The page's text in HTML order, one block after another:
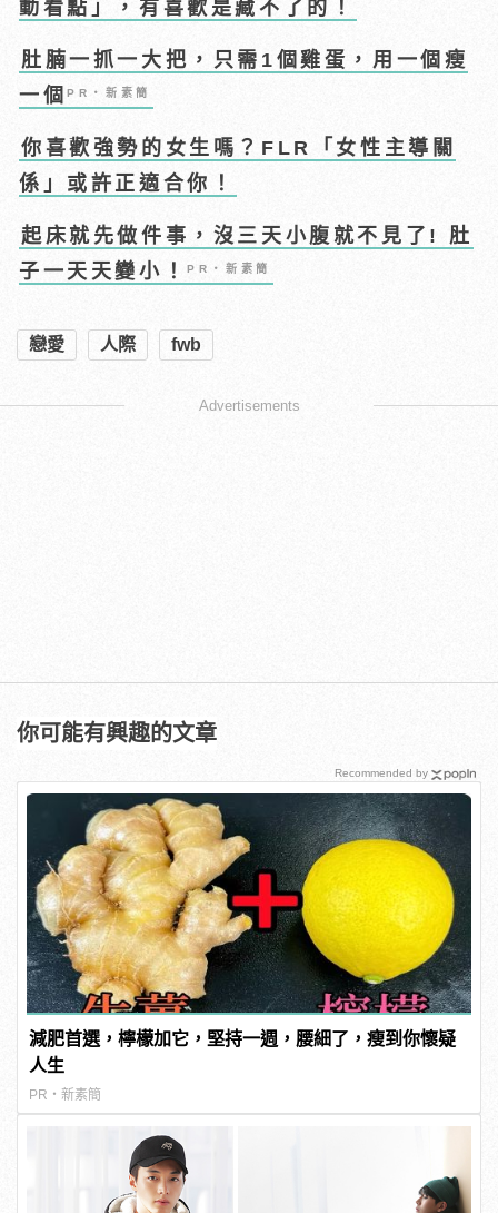
動看點」，有喜歡是藏不了的！
肚腩一抓一大把，只需1個雞蛋，用一個瘦
一個PR・新素簡
你喜歡強勢的女生嗎？FLR「女性主導關
係」或許正適合你！
起床就先做件事，沒三天小腹就不見了! 肚
子一天天變小！PR・新素簡
戀愛 人際 fwb
Advertisements
你可能有興趣的文章
減肥首選，檸檬加它，堅持一週，腰細了，瘦到你懷疑
人生
PR・新素簡
Recommended by